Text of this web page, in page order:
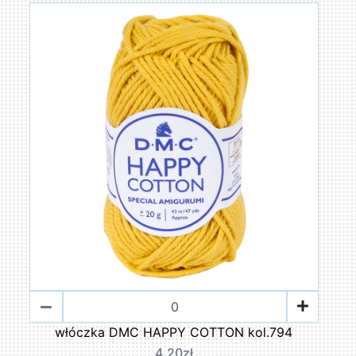
włóczka DMC HAPPY COTTON kol.794